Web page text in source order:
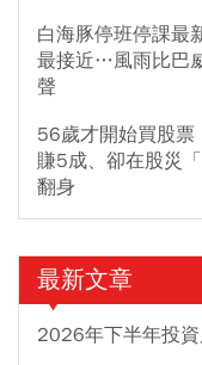
白海豚停班停課最
最接近…風雨比巴
聲
56歲才開始買股票
賺5成、卻在股災
翻身
最新文章
2026年下半年投